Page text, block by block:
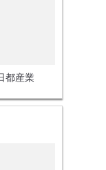
都産業